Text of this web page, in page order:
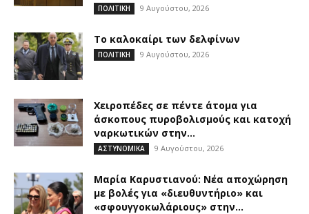
ΠΟΛΙΤΙΚΗ 9 Αυγούστου, 2026
Το καλοκαίρι των δελφίνων
ΠΟΛΙΤΙΚΗ 9 Αυγούστου, 2026
Χειροπέδες σε πέντε άτομα για
άσκοπους πυροβολισμούς και κατοχή
ναρκωτικών στην...
ΑΣΤΥΝΟΜΙΚΑ 9 Αυγούστου, 2026
Μαρία Καρυστιανού: Νέα αποχώρηση
με βολές για «διευθυντήριο» και
«σφουγγοκωλάριους» στην...